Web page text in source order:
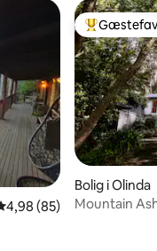
ud af 5 i
4,98 (85)
Bedste
Bolig i Olinda
Mountain